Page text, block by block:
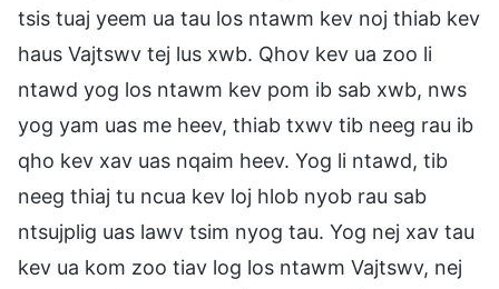
tsis tuaj yeem ua tau los ntawm kev noj thiab kev
haus Vajtswv tej lus xwb. Qhov kev ua zoo li
ntawd yog los ntawm kev pom ib sab xwb, nws
yog yam uas me heev, thiab txwv tib neeg rau ib
qho kev xav uas nqaim heev. Yog li ntawd, tib
neeg thiaj tu ncua kev loj hlob nyob rau sab
ntsujplig uas lawv tsim nyog tau. Yog nej xav tau
kev ua kom zoo tiav log los ntawm Vajtswv, nej